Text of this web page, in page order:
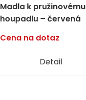
Madla k pružinovému
houpadlu – červená
Cena na dotaz
Detail